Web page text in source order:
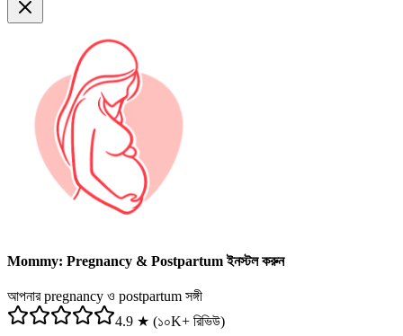
Mommy: Pregnancy & Postpartum ইনস্টল করুন
আপনার pregnancy ও postpartum সঙ্গী
4.9 ★ (১০K+ রিভিউ)